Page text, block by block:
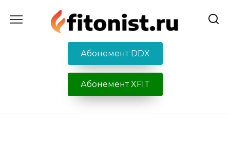
содержанию
Абонемент DDX
Абонемент XFIT